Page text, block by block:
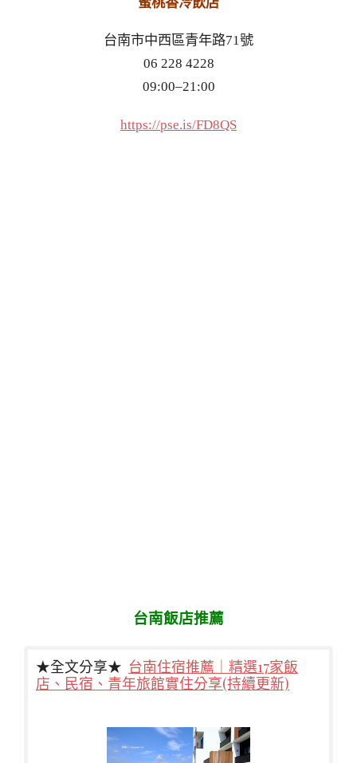
台南市中西區青年路71號
06 228 4228
09:00–21:00
https://pse.is/FD8QS
台南飯店推薦
★全文分享★ 台南住宿推薦｜精選17家飯
店、民宿、青年旅館實住分享(持續更新)